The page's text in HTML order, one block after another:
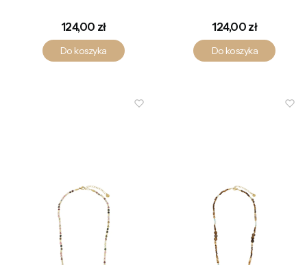
Cena
124,00 zł
Do koszyka
Cena
124,00 zł
Do koszyka